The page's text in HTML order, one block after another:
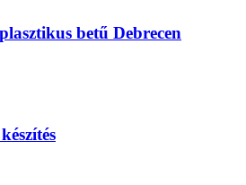
betű Debrecen